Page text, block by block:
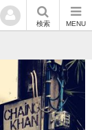
検索 MENU